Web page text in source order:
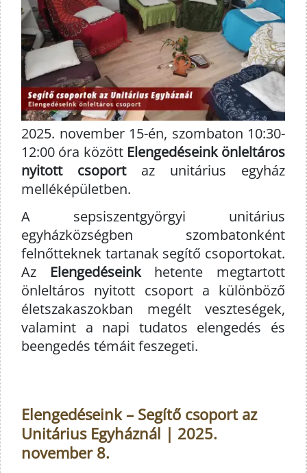
2025. november 15-én, szombaton 10:30-
12:00 óra között Elengedéseink önleltáros
nyitott csoportaz unitárius egyház
melléképületben.
A sepsiszentgyörgyi unitárius
egyházközségben szombatonként
felnőtteknek tartanak segítő csoportokat.
Az Elengedéseinkhetente megtartott
önleltáros nyitott csoport a különböző
életszakaszokban megélt veszteségek,
valamint a napi tudatos elengedés és
beengedés témáit feszegeti.
Elengedéseink – Segítő csoport az
Unitárius Egyháznál | 2025.
november 8.